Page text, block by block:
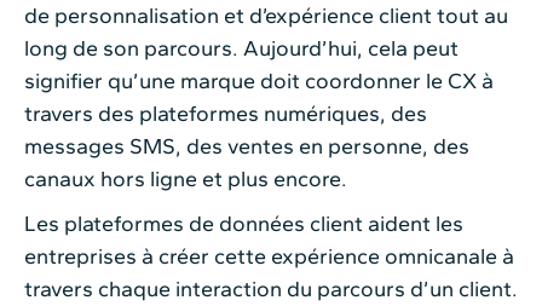
de personnalisation et d’expérience client tout au
long de son parcours. Aujourd’hui, cela peut
signifier qu’une marque doit coordonner le CX à
travers des plateformes numériques, des
messages SMS, des ventes en personne, des
canaux hors ligne et plus encore.
Les plateformes de données client aident les
entreprises à créer cette expérience omnicanale à
travers chaque interaction du parcours d’un client.